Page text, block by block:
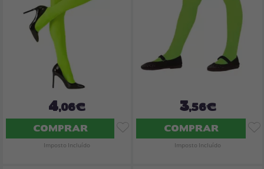
4,06€
COMPRAR
Imposto Incluído
3,56€
COMPRAR
Imposto Incluído